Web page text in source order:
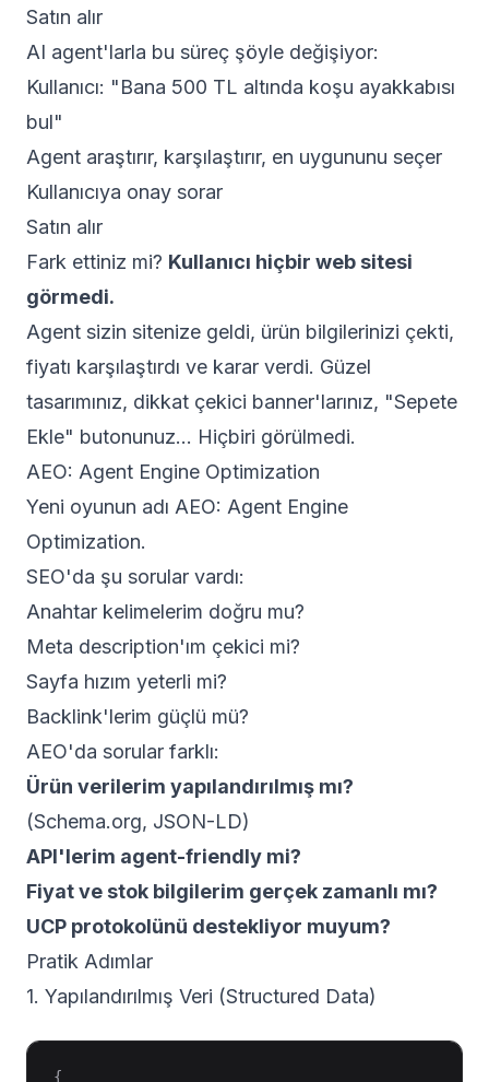
Satın alır
AI agent'larla bu süreç şöyle değişiyor:
Kullanıcı: "Bana 500 TL altında koşu ayakkabısı
bul"
Agent araştırır, karşılaştırır, en uygununu seçer
Kullanıcıya onay sorar
Satın alır
Fark ettiniz mi? Kullanıcı hiçbir web sitesi
görmedi.
Agent sizin sitenize geldi, ürün bilgilerinizi çekti,
fiyatı karşılaştırdı ve karar verdi. Güzel
tasarımınız, dikkat çekici banner'larınız, "Sepete
Ekle" butonunuz... Hiçbiri görülmedi.
AEO: Agent Engine Optimization
Yeni oyunun adı AEO: Agent Engine
Optimization.
SEO'da şu sorular vardı:
Anahtar kelimelerim doğru mu?
Meta description'ım çekici mi?
Sayfa hızım yeterli mi?
Backlink'lerim güçlü mü?
AEO'da sorular farklı:
Ürün verilerim yapılandırılmış mı?
(Schema.org, JSON-LD)
API'lerim agent-friendly mi?
Fiyat ve stok bilgilerim gerçek zamanlı mı?
UCP protokolünü destekliyor muyum?
Pratik Adımlar
1. Yapılandırılmış Veri (Structured Data)
{